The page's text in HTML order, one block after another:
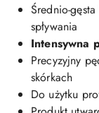
Średnio-
spływania
Intensywna
Precyzyjny
skórkach
Do użytku